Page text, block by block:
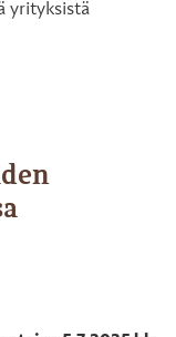
yrityksistä